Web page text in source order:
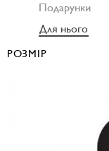
Подарунки
Для нього
РОЗМІР